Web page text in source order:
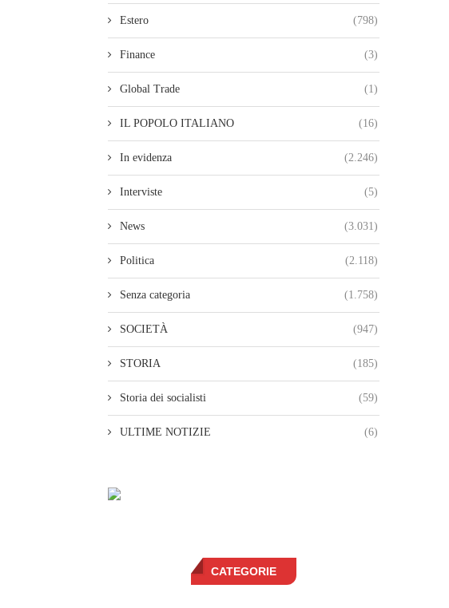
Estero (798)
Finance (3)
Global Trade (1)
IL POPOLO ITALIANO (16)
In evidenza (2.246)
Interviste (5)
News (3.031)
Politica (2.118)
Senza categoria (1.758)
SOCIETÀ (947)
STORIA (185)
Storia dei socialisti (59)
ULTIME NOTIZIE (6)
CATEGORIE